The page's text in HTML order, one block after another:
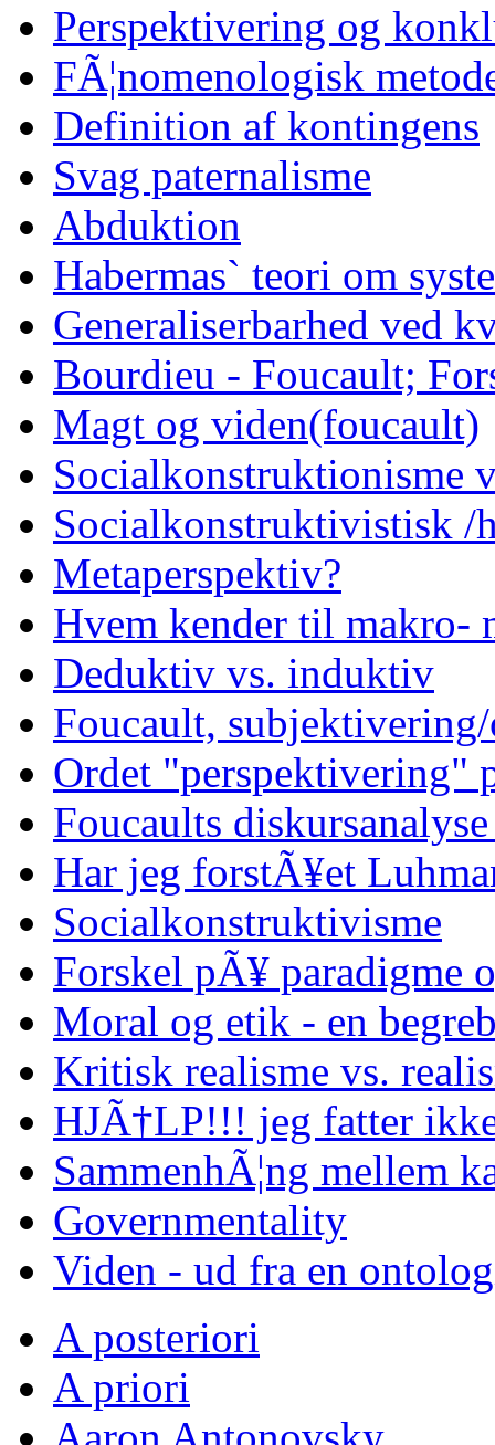
Perspektivering og
FÃ¦nomenologisk
Definition af kontingens
Svag paternalisme
Abduktion
Habermas` teori om
Generaliserbarhed ved
Bourdieu - Foucault;
Magt og viden(foucault)
Socialkonstruktionisme
Socialkonstruktivistisk /
Metaperspektiv?
Hvem kender til makro-
Deduktiv vs. induktiv
Foucault,
Ordet "perspektivering"
Foucaults
Har jeg forstÃ¥et
Socialkonstruktivisme
Forskel pÃ¥ paradigme
Moral og etik - en
Kritisk realisme vs.
HJÃ†LP!!! jeg fatter
SammenhÃ¦ng mellem
Governmentality
Viden - ud fra en
A posteriori
A priori